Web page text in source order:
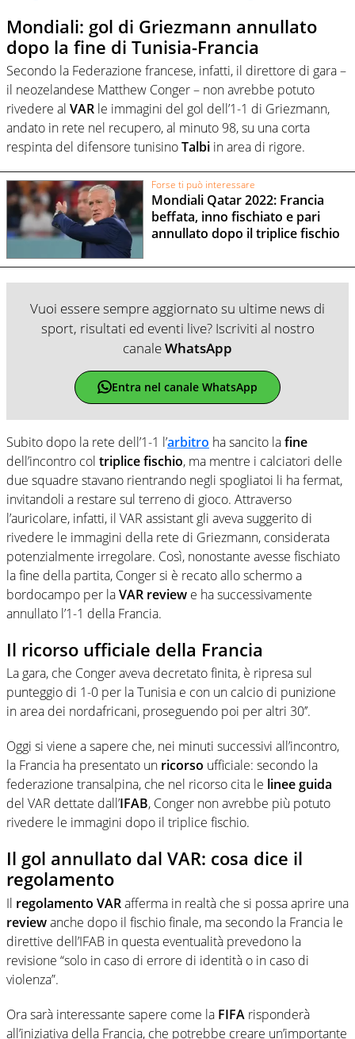
Mondiali: gol di Griezmann annullato
dopo la fine di Tunisia-Francia
Secondo la Federazione francese, infatti, il direttore di gara –
il neozelandese Matthew Conger – non avrebbe potuto
rivedere al VAR le immagini del gol dell’1-1 di Griezmann,
andato in rete nel recupero, al minuto 98, su una corta
respinta del difensore tunisinoTalbi in area di rigore.
Forse ti può interessare
Mondiali Qatar 2022: Francia
beffata, inno fischiato e pari
annullato dopo il triplice fischio
Vuoi essere sempre aggiornato su ultime news di
sport, risultati ed eventi live? Iscriviti al nostro
canaleWhatsApp
Entra nel canale WhatsApp
Subito dopo la rete dell’1-1 l’arbitro ha sancito lafine
dell’incontro col triplice fischio, ma mentre i calciatori delle
due squadre stavano rientrando negli spogliatoi li ha fermat,
invitandoli a restare sul terreno di gioco. Attraverso
l’auricolare, infatti, il VAR assistant gli aveva suggerito di
rivedere le immagini della rete di Griezmann, considerata
potenzialmente irregolare. Così, nonostante avesse fischiato
la fine della partita, Conger si è recato allo schermo a
bordocampo per laVAR review e ha successivamente
annullato l’1-1 della Francia.
Il ricorso ufficiale della Francia
La gara, che Conger aveva decretato finita, è ripresa sul
punteggio di 1-0 per la Tunisia e con un calcio di punizione
in area dei nordafricani, proseguendo poi per altri 30’’.
Oggi si viene a sapere che, nei minuti successivi all’incontro,
la Francia ha presentato un ricorso ufficiale: secondo la
federazione transalpina, che nel ricorso cita le linee guida
del VAR dettate dall’IFAB, Conger non avrebbe più potuto
rivedere le immagini dopo il triplice fischio.
Il gol annullato dal VAR: cosa dice il
regolamento
Il regolamento VARafferma in realtà che si possa aprire una
reviewanche dopo il fischio finale, ma secondo la Francia le
direttive dell’IFAB in questa eventualità prevedono la
revisione “solo in caso di errore di identità o in caso di
violenza”.
Ora sarà interessante sapere come la FIFA risponderà
all’iniziativa della Francia, che potrebbe creare un’importante